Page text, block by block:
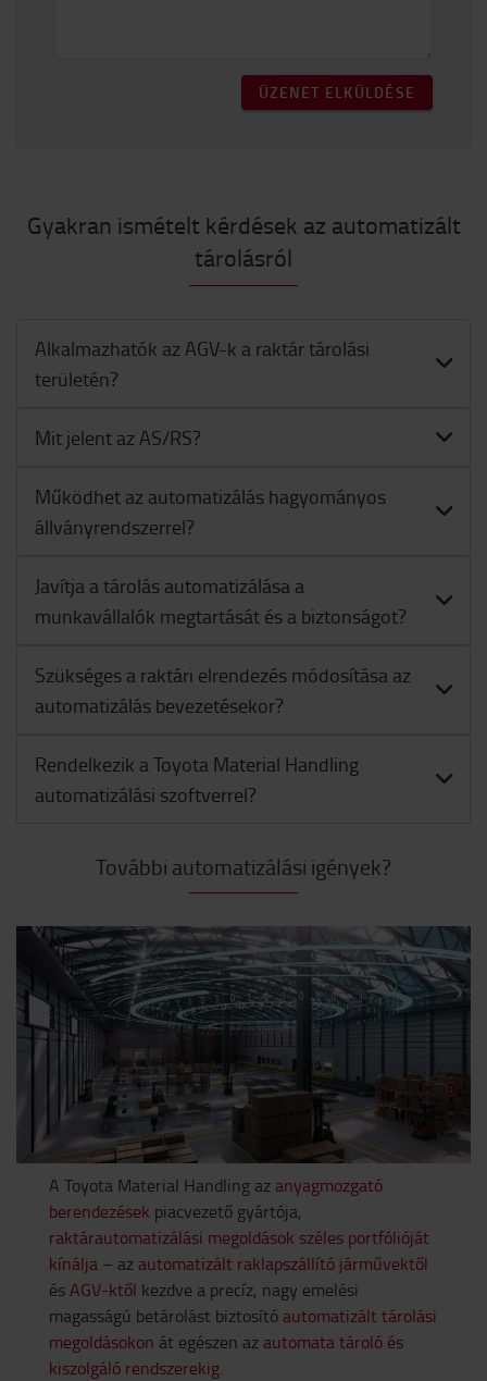
ÜZENET ELKÜLDÉSE
Gyakran ismételt kérdések az automatizált
tárolásról
Alkalmazhatók az AGV-k a raktár tárolási
területén?
Mit jelent az AS/RS?
Működhet az automatizálás hagyományos
állványrendszerrel?
Javítja a tárolás automatizálása a
munkavállalók megtartását és a biztonságot?
Szükséges a raktári elrendezés módosítása az
automatizálás bevezetésekor?
Rendelkezik a Toyota Material Handling
automatizálási szoftverrel?
További automatizálási igények?
A Toyota Material Handling az anyagmozgató
berendezések piacvezető gyártója,
raktárautomatizálási megoldások széles portfólióját
kínálja – az automatizált raklapszállító járművektől
ésAGV-ktől kezdve a precíz, nagy emelési
magasságú betárolást biztosító automatizált tárolási
megoldásokon át egészen az automata tároló és
kiszolgáló rendszerekig.